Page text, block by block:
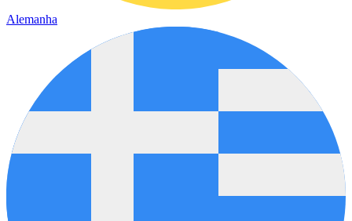
Alemanha